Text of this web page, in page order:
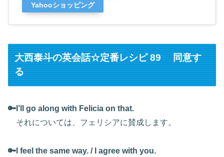
Yahooショッピング
大西泰斗の英会話☆定番レシピ 89 同意す
る
🔑I’ll go along with Felicia on that.
それについては、フェリシアに賛成します。
🔑I feel the same way. /
I agree with you.